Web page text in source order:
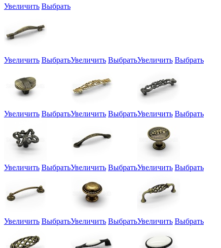
Увеличить Выбрать
Увеличить ВыбратьУвеличить ВыбратьУвеличить Выбрать
Увеличить ВыбратьУвеличить ВыбратьУвеличить Выбрать
Увеличить ВыбратьУвеличить ВыбратьУвеличить Выбрать
Увеличить ВыбратьУвеличить ВыбратьУвеличить Выбрать